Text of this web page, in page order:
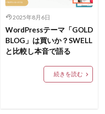
2025年8月6日
WordPressテーマ「GOLD
BLOG」は買いか？SWELL
と比較し本音で語る
続きを読む